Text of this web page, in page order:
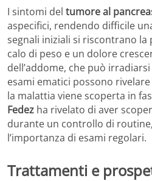
I sintomi del tumore al
aspecifici, rendendo difficile
segnali iniziali si riscontrano
calo di peso e un dolore
dell’addome, che può
esami ematici possono
la malattia viene scoperta in
Fedez ha rivelato di aver
durante un controllo di
l’importanza di esami regolari.
Trattamenti e